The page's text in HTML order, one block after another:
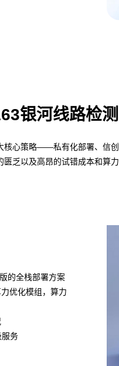
银河线路检
心策略——私有化部署、信
乏以及高昂的试错成本和算
的全栈部署方案
优化模组，算力
服务